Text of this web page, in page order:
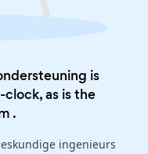
is
as is the
.
ingenieurs